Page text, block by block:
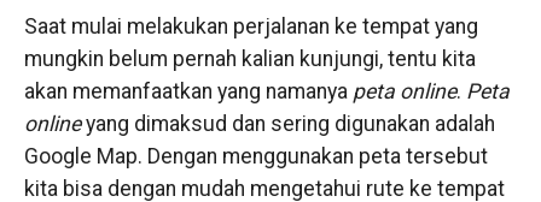
Saat mulai melakukan perjalanan ke tempat yang
mungkin belum pernah kalian kunjungi, tentu kita
akan memanfaatkan yang namanya peta online. Peta
onlineyang dimaksud dan sering digunakan adalah
Google Map. Dengan menggunakan peta tersebut
kita bisa dengan mudah mengetahui rute ke tempat